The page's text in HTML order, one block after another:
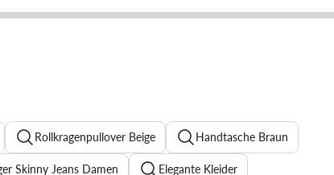
Rollkragenpullover Beige Handtasche Braun
Skinny Jeans Damen Elegante Kleider